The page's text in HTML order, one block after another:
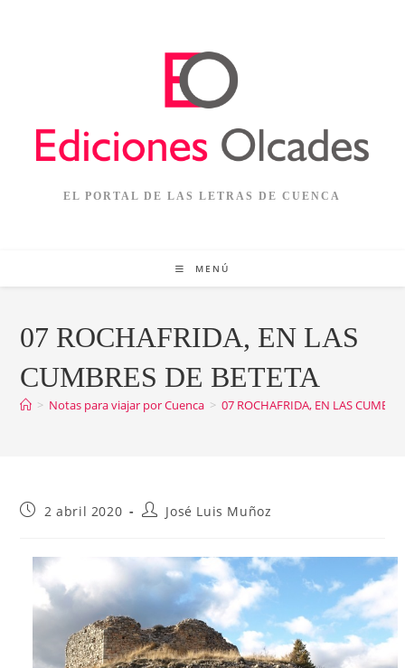
EL PORTAL DE LAS LETRAS DE CUENCA
MENÚ
07 ROCHAFRIDA, EN LAS
CUMBRES DE BETETA
> Notas para viajar por Cuenca > 07 ROCHAFRIDA, EN LAS
Publicación
entrada:
2 abril 2020
Autor
entrada:
José Luis Muñoz